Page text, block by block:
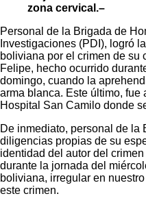
zona cervical.–
Personal de la Brigada de
Investigaciones (PDI), logró
boliviana por el crimen de su
Felipe, hecho ocurrido
domingo, cuando la
arma blanca. Este último, fue
Hospital San Camilo donde
De inmediato, personal de la
diligencias propias de su
identidad del autor del
durante la jornada del
boliviana, irregular en
este crimen.